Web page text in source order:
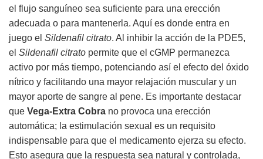
el flujo sanguíneo sea suficiente para una erección
adecuada o para mantenerla. Aquí es donde entra en
juego el Sildenafil citrato. Al inhibir la acción de la PDE5,
el Sildenafil citrato permite que el cGMP permanezca
activo por más tiempo, potenciando así el efecto del óxido
nítrico y facilitando una mayor relajación muscular y un
mayor aporte de sangre al pene. Es importante destacar
que Vega-Extra Cobra no provoca una erección
automática; la estimulación sexual es un requisito
indispensable para que el medicamento ejerza su efecto.
Esto asegura que la respuesta sea natural y controlada,